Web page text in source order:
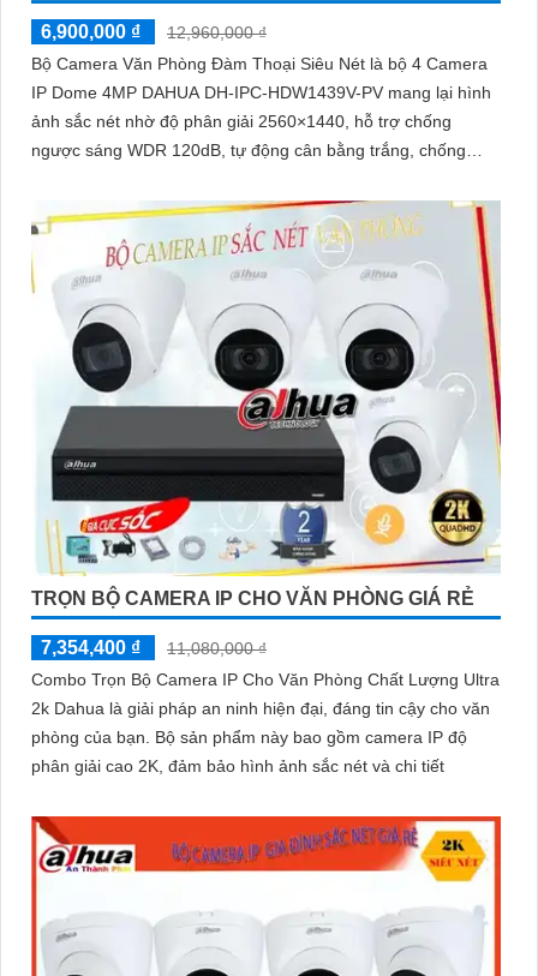
6,900,000 ₫
12,960,000 ₫
Bộ Camera Văn Phòng Đàm Thoại Siêu Nét là bộ 4 Camera
IP Dome 4MP DAHUA DH-IPC-HDW1439V-PV mang lại hình
ảnh sắc nét nhờ độ phân giải 2560×1440, hỗ trợ chống
ngược sáng WDR 120dB, tự động cân bằng trắng, chống
sáng kép LED ánh sáng ấm và hồng ngoại 30m, cùng tính
năng phát hiện con người, giúp giám sát hiệu quả ngày đêm
TRỌN BỘ CAMERA IP CHO VĂN PHÒNG GIÁ RẺ
7,354,400 ₫
11,080,000 ₫
Combo Trọn Bộ Camera IP Cho Văn Phòng Chất Lượng Ultra
2k Dahua là giải pháp an ninh hiện đại, đáng tin cậy cho văn
phòng của bạn. Bộ sản phẩm này bao gồm camera IP độ
phân giải cao 2K, đảm bảo hình ảnh sắc nét và chi tiết